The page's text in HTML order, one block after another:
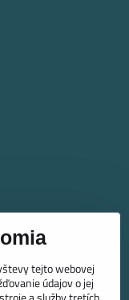
tejto webovej
údajov o jej